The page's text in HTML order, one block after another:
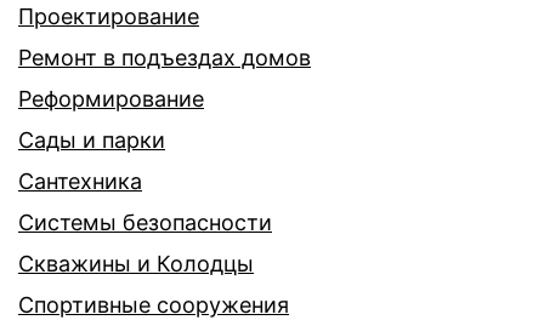
Проектирование
Ремонт в подъездах домов
Реформирование
Сады и парки
Сантехника
Системы безопасности
Скважины и Колодцы
Спортивные сооружения